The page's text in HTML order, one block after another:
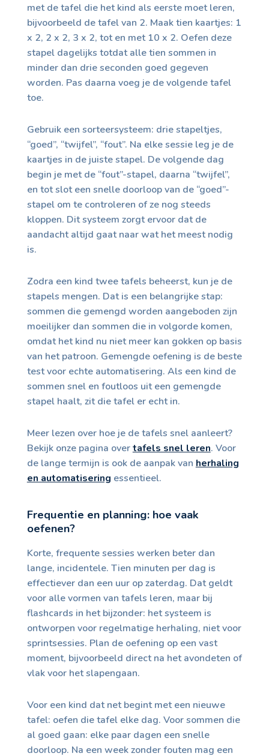
met de tafel die het kind als eerste moet leren,
bijvoorbeeld de tafel van 2. Maak tien kaartjes: 1
x 2, 2 x 2, 3 x 2, tot en met 10 x 2. Oefen deze
stapel dagelijks totdat alle tien sommen in
minder dan drie seconden goed gegeven
worden. Pas daarna voeg je de volgende tafel
toe.
Gebruik een sorteersysteem: drie stapeltjes,
“goed”, “twijfel”, “fout”. Na elke sessie leg je de
kaartjes in de juiste stapel. De volgende dag
begin je met de “fout”-stapel, daarna “twijfel”,
en tot slot een snelle doorloop van de “goed”-
stapel om te controleren of ze nog steeds
kloppen. Dit systeem zorgt ervoor dat de
aandacht altijd gaat naar wat het meest nodig
is.
Zodra een kind twee tafels beheerst, kun je de
stapels mengen. Dat is een belangrijke stap:
sommen die gemengd worden aangeboden zijn
moeilijker dan sommen die in volgorde komen,
omdat het kind nu niet meer kan gokken op basis
van het patroon. Gemengde oefening is de beste
test voor echte automatisering. Als een kind de
sommen snel en foutloos uit een gemengde
stapel haalt, zit die tafel er echt in.
Meer lezen over hoe je de tafels snel aanleert?
Bekijk onze pagina overtafels snel leren. Voor
de lange termijn is ook de aanpak van herhaling
en automatisering essentieel.
Frequentie en planning: hoe vaak
oefenen?
Korte, frequente sessies werken beter dan
lange, incidentele. Tien minuten per dag is
effectiever dan een uur op zaterdag. Dat geldt
voor alle vormen van tafels leren, maar bij
flashcards in het bijzonder: het systeem is
ontworpen voor regelmatige herhaling, niet voor
sprintsessies. Plan de oefening op een vast
moment, bijvoorbeeld direct na het avondeten of
vlak voor het slapengaan.
Voor een kind dat net begint met een nieuwe
tafel: oefen die tafel elke dag. Voor sommen die
al goed gaan: elke paar dagen een snelle
doorloop. Na een week zonder fouten mag een